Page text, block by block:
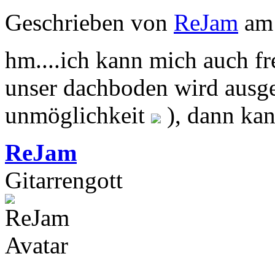
Geschrieben von ReJam
hm....ich kann mich auch
unser dachboden wird
unmöglichkeit
), dann
ReJam
Gitarrengott